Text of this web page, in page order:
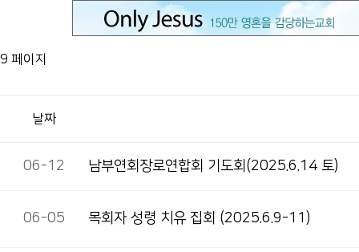
9 페이지
날짜
06-12 남부연회장로연합회 기도회(2025.6.14 토)
06-05 목회자 성령 치유 집회 (2025.6.9-11)